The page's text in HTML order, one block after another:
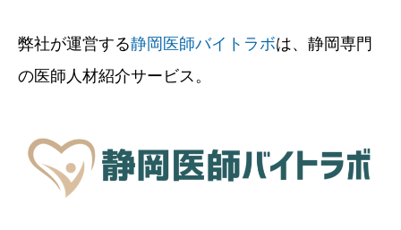
弊社が運営する静岡医師バイトラボは、静岡専門
の医師人材紹介サービス。